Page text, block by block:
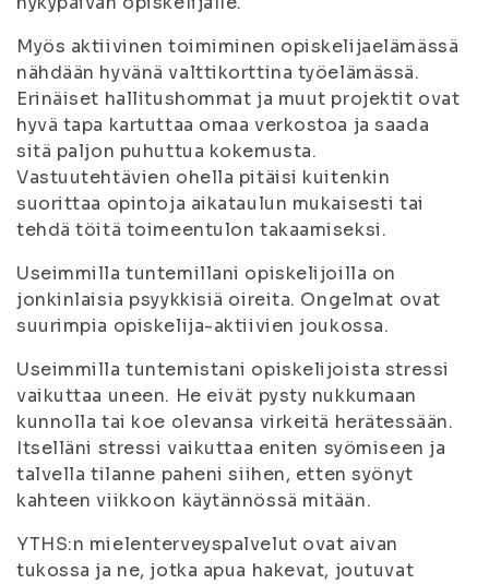
Myös aktiivinen toimiminen opiskelijaelämässä
nähdään hyvänä valttikorttina työelämässä.
Erinäiset hallitushommat ja muut projektit ovat
hyvä tapa kartuttaa omaa verkostoa ja saada
sitä paljon puhuttua kokemusta.
Vastuutehtävien ohella pitäisi kuitenkin
suorittaa opintoja aikataulun mukaisesti tai
tehdä töitä toimeentulon takaamiseksi.
Useimmilla tuntemillani opiskelijoilla on
jonkinlaisia psyykkisiä oireita. Ongelmat ovat
suurimpia opiskelija-aktiivien joukossa.
Useimmilla tuntemistani opiskelijoista stressi
vaikuttaa uneen. He eivät pysty nukkumaan
kunnolla tai koe olevansa virkeitä herätessään.
Itselläni stressi vaikuttaa eniten syömiseen ja
talvella tilanne paheni siihen, etten syönyt
kahteen viikkoon käytännössä mitään.
YTHS:n mielenterveyspalvelut ovat aivan
tukossa ja ne, jotka apua hakevat, joutuvat